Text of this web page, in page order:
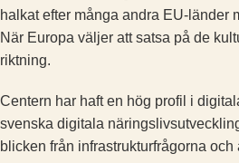
halkat efter många andra EU-länder
När Europa väljer att satsa på de
riktning.
Centern har haft en hög profil i
svenska digitala
blicken från infrastrukturfrågorna